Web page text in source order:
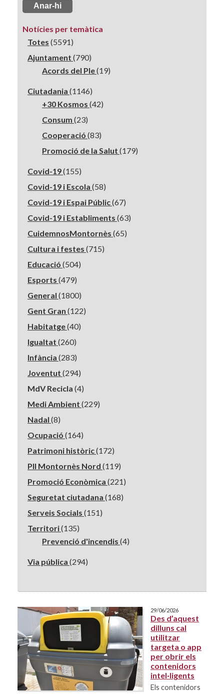
Notícies per temàtica
Totes (5591)
Ajuntament (790)
Acords del Ple(19)
Ciutadania (1146)
+30 Kosmos (42)
Consum (23)
Cooperació (83)
Promoció de la Salut (179)
Covid-19(155)
Covid-19 i Escola (58)
Covid-19 i Espai Públic(67)
Covid-19 i Establiments (63)
CuidemnosMontornès (65)
Cultura i festes (715)
Educació (504)
Esports (479)
General (1800)
Gent Gran (122)
Habitatge(40)
Igualtat (260)
Infància (283)
Joventut (294)
MdV Recicla (4)
Medi Ambient (229)
Nadal (8)
Ocupació (164)
Patrimoni històric(172)
PII Montornès Nord (119)
Promoció Econòmica (221)
Seguretat ciutadana (168)
Serveis Socials (151)
Territori(135)
Prevenció d'incendis (4)
Via pública (294)
29/06/2026
Des d’aquest
dilluns cal
utilitzar
targeta o app
per obrir els
contenidors
intel·ligents
Els contenidors